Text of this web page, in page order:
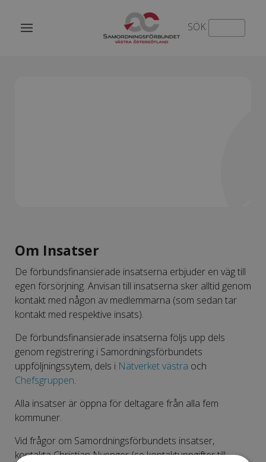
SÖK
Om Insatser
De förbundsfinansierade insatserna erbjuder en väg till
egen försörjning. Anvisan till insatserna sker alltid genom
kontakt med någon av medlemmarna (som sedan tar
kontakt med respektive insats).
De förbundsfinansierade insatserna följs upp dels
genom registrering i Samordningsförbundets
uppföljningssytem, dels i Nätverket västra och
Chefsgruppen.
Alla insatser är öppna för deltagare från alla fem
kommuner.
Vid frågor om Samordningsförbundets insatser,
kontakta Christian Nyenger (se kontaktuppgifter till